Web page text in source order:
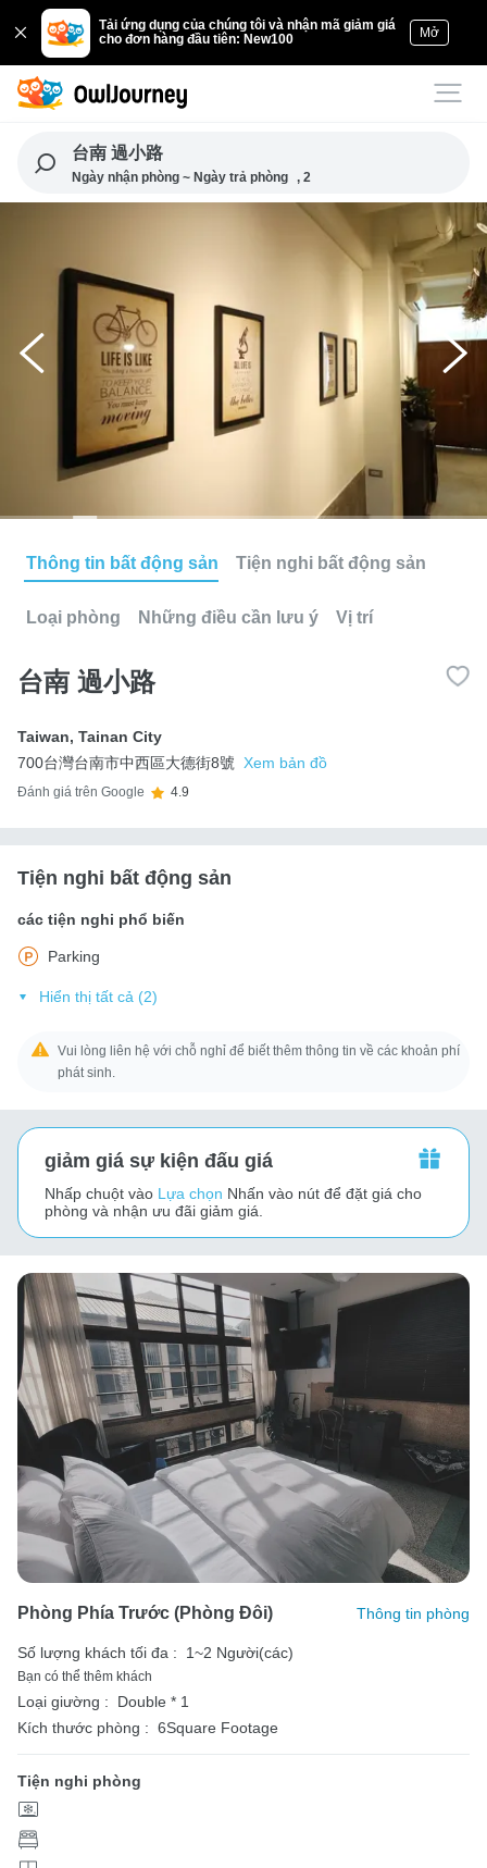
Tải ứng dụng của chúng tôi và nhận mã giảm giá
cho đơn hàng đầu tiên: New100
Mở
台南 過小路
Ngày nhận phòng ~ Ngày trả phòng , 2
Thông tin bất động sản Tiện nghi bất động sản
Loại phòng Những điều cần lưu ý Vị trí
台南 過小路
Taiwan, Tainan City
700台灣台南市中西區大德街8號
Xem bản đồ
Đánh giá trên Google 4.9
Tiện nghi bất động sản
các tiện nghi phổ biến
Parking
Hiển thị tất cả (2)
Vui lòng liên hệ với chỗ nghỉ để biết thêm thông tin về các khoản phí
phát sinh.
giảm giá sự kiện đấu giá
Nhấp chuột vào Lựa chọn Nhấn vào nút để đặt giá cho
phòng và nhận ưu đãi giảm giá.
Phòng Phía Trước (phòng Đôi) Thông tin phòng
Số lượng khách tối đa : 1~2 Người(các)
Bạn có thể thêm khách
Loại giường :
Double * 1
Kích thước phòng : 6Square Footage
Tiện nghi phòng